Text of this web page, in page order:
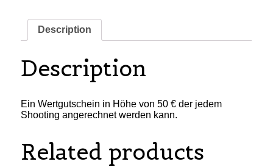
Description
Description
Ein Wertgutschein in Höhe von 50 € der jedem
Shooting angerechnet werden kann.
Related products